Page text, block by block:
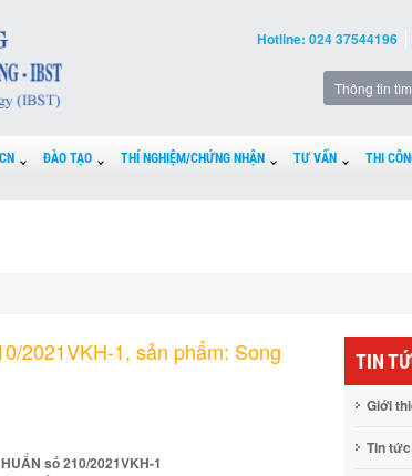
Hotline: 024 37544196
ĐÀO TẠO THÍ NGHIỆM/CHỨNG NHẬN TƯ VẤN THI
2021VKH-1, sản phẩm: Song
số 210/2021VKH-1
TIN
Giới
Tin tức